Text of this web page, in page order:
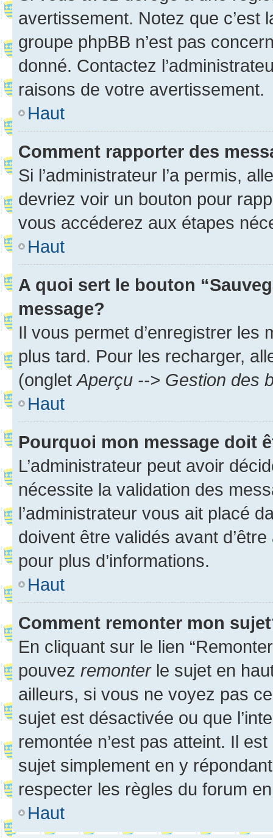
avertissement. Notez que c’est
groupe phpBB n’est pas
donné. Contactez
raisons de votre avertissement.
Haut
Comment rapporter des
Si l’administrateur l’a permis,
devriez voir un bouton pour
vous accéderez aux étapes
Haut
A quoi sert le bouton
message?
Il vous permet d’enregistrer
plus tard. Pour les recharger,
(onglet Aperçu --> Gestion des
Haut
Pourquoi mon message doit
L’administrateur peut avoir
nécessite la validation des
l’administrateur vous ait placé
doivent être validés avant
pour plus d’informations.
Haut
Comment remonter mon
En cliquant sur le lien
pouvez remonterle sujet en
ailleurs, si vous ne voyez pas
sujet est désactivée ou que
remontée n’est pas atteint. Il
sujet simplement en y
respecter les règles du forum
Haut